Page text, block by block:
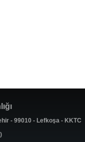
- 99010 - Lefkoşa - KKTC